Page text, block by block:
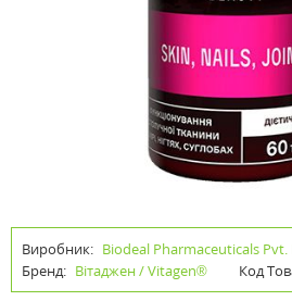
Виробник: Biodeal Pharmaceuticals Pvt.
Бренд: Вітаджен / Vitagen® Код